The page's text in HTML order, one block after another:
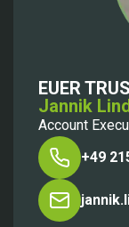
EUER
Jannik
Account
+49